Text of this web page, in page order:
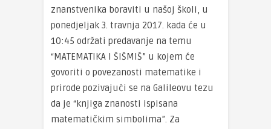
znanstvenika boraviti u našoj školi, u
ponedjeljak 3. travnja 2017. kada će u
10:45 održati predavanje na temu
“MATEMATIKA I ŠIŠMIŠ” u kojem će
govoriti o povezanosti matematike i
prirode pozivajući se na Galileovu tezu
da je “knjiga znanosti ispisana
matematičkim simbolima”. Za